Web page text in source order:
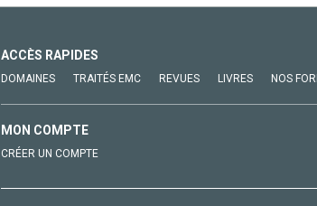
ACCÈS RAPIDES
DOMAINES TRAITÉS EMC REVUES LIVRES NOS
MON COMPTE
CRÉER UN COMPTE